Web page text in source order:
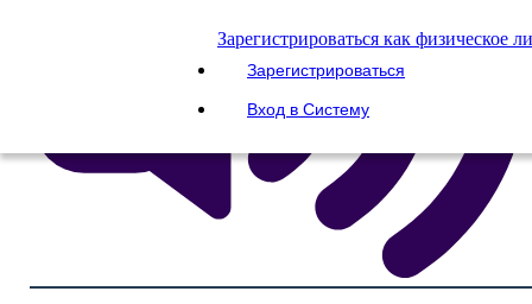
Зарегистрироваться как физическое
Зарегистрироваться
Вход в Систему